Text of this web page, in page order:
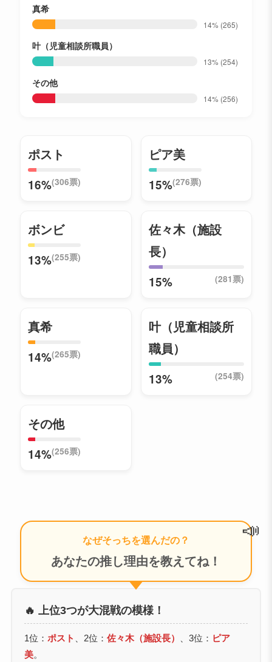
真希
14% (265)
叶（児童相談所職員）
13% (254)
その他
14% (256)
ポスト
16%(306票)
ピア美
15%(276票)
ボンビ
13%(255票)
佐々木（施設
長）
15% (281票)
真希
14%(265票)
叶（児童相談所
職員）
13% (254票)
その他
14%(256票)
なぜそっちを選んだの？
あなたの推し理由を教えてね！
📣
🔥 上位3つが大混戦の模様！
1位： ポスト 、2位： 佐々木（施設長） 、3位： ピア
美。